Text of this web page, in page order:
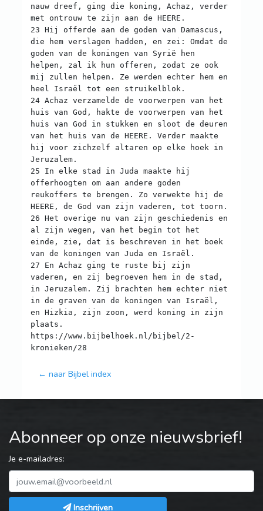
nauw dreef, ging die koning, Achaz, verder
met ontrouw te zijn aan de HEERE.
23 Hij offerde aan de goden van Damascus,
die hem verslagen hadden, en zei: Omdat de
goden van de koningen van Syrië hen
helpen, zal ik hun offeren, zodat ze ook
mij zullen helpen. Ze werden echter hem en
heel Israël tot een struikelblok.
24 Achaz verzamelde de voorwerpen van het
huis van God, hakte de voorwerpen van het
huis van God in stukken en sloot de deuren
van het huis van de HEERE. Verder maakte
hij voor zichzelf altaren op elke hoek in
Jeruzalem.
25 In elke stad in Juda maakte hij
offerhoogten om aan andere goden
reukoffers te brengen. Zo verwekte hij de
HEERE, de God van zijn vaderen, tot toorn.
26 Het overige nu van zijn geschiedenis en
al zijn wegen, van het begin tot het
einde, zie, dat is beschreven in het boek
van de koningen van Juda en Israël.
27 En Achaz ging te ruste bij zijn
vaderen, en zij begroeven hem in de stad,
in Jeruzalem. Zij brachten hem echter niet
in de graven van de koningen van Israël,
en Hizkia, zijn zoon, werd koning in zijn
plaats.
https://www.bijbelhoek.nl/bijbel/2-
← naar Bijbel index
Abonneer op onze nieuwsbrief!
Je e-mailadres:
Inschrijven